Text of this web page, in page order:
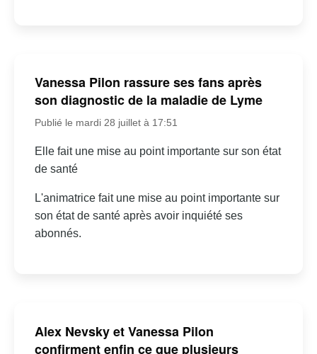
Vanessa Pilon rassure ses fans après
son diagnostic de la maladie de Lyme
Publié le mardi 28 juillet à 17:51
Elle fait une mise au point importante sur son état
de santé
L'animatrice fait une mise au point importante sur
son état de santé après avoir inquiété ses
abonnés.
Alex Nevsky et Vanessa Pilon
confirment enfin ce que plusieurs